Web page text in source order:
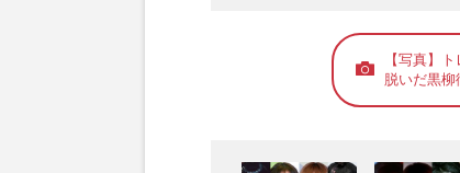
【写真】
脱いだ黒柳